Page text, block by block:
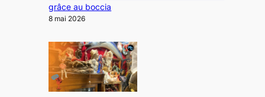
grâce au boccia
8 mai 2026